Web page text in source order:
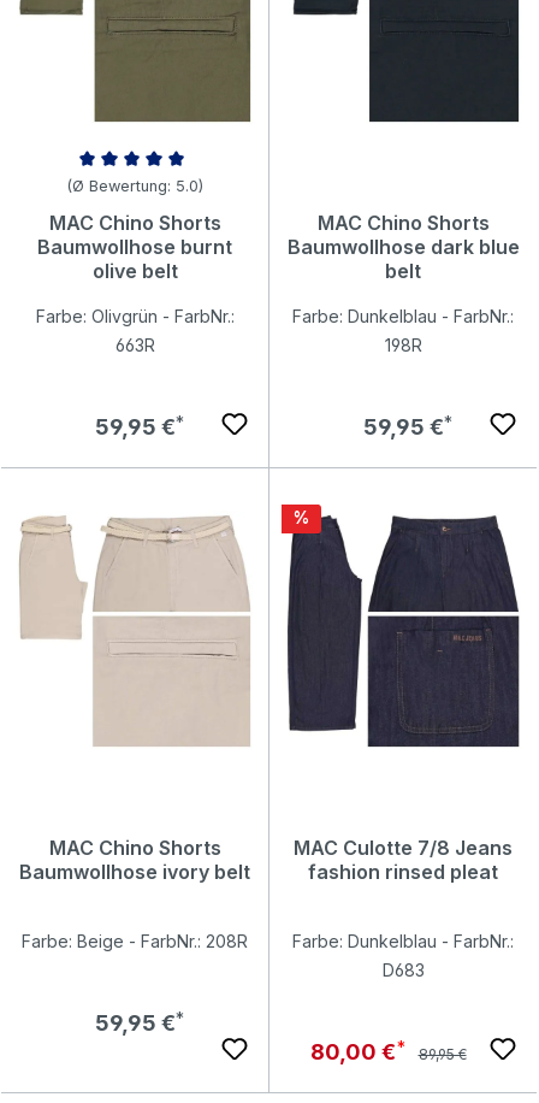
Durchschnittliche Bewertung von 5 von 5 Sternen
(Ø Bewertung: 5.0)
MAC Chino Shorts
Baumwollhose burnt
olive belt
Farbe: Olivgrün - FarbNr.:
663R
Regulärer Preis:
59,95 €
MAC Chino Shorts
Baumwollhose dark blue
belt
Farbe: Dunkelblau - FarbNr.:
198R
Regulärer Preis:
59,95 €
MAC Chino Shorts
Baumwollhose ivory belt
Farbe: Beige - FarbNr.: 208R
Regulärer Preis:
59,95 €
Rabatt
%
MAC Culotte 7/8 Jeans
fashion rinsed pleat
Farbe: Dunkelblau - FarbNr.:
D683
Verkaufspreis:
80,00 € Regulärer Preis:
89,95 €